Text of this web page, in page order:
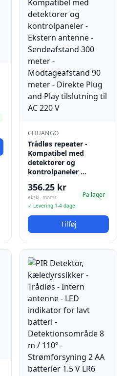
CHUANGO
Trådløs repeater -
Kompatibel med
detektorer og
kontrolpaneler …
356.25 kr
ekskl. moms
✓ Levering 1-4 dage
Pa lager
Tilføj